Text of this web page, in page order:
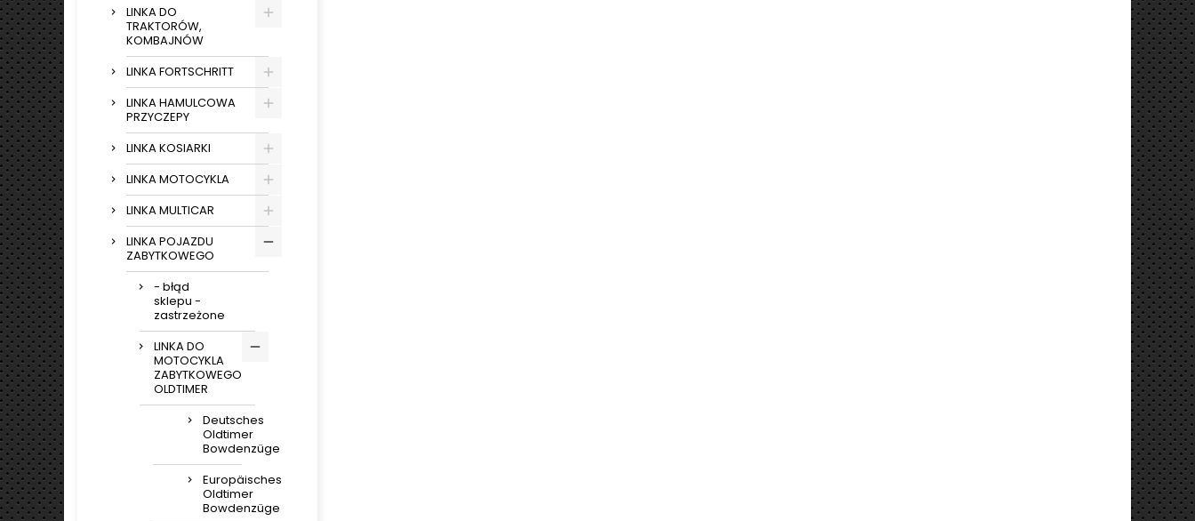
LINKA DO
TRAKTORÓW,
KOMBAJNÓW
LINKA FORTSCHRITT
LINKA HAMULCOWA
PRZYCZEPY
LINKA KOSIARKI
LINKA MOTOCYKLA
LINKA MULTICAR
LINKA POJAZDU
ZABYTKOWEGO
- błąd
sklepu -
zastrzeżone
LINKA DO
MOTOCYKLA
ZABYTKOWEGO
OLDTIMER
Deutsches
Oldtimer
Bowdenzüge
Europäisches
Oldtimer
Bowdenzüge